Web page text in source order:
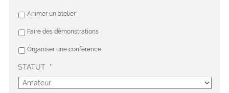
Animer un atelier
Faire des démonstrations
Organiser une conférence
STATUT *